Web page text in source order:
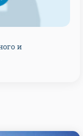
и